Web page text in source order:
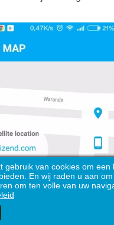
gebruik van cookies om een
En wij raden u aan
om ten volle van uw